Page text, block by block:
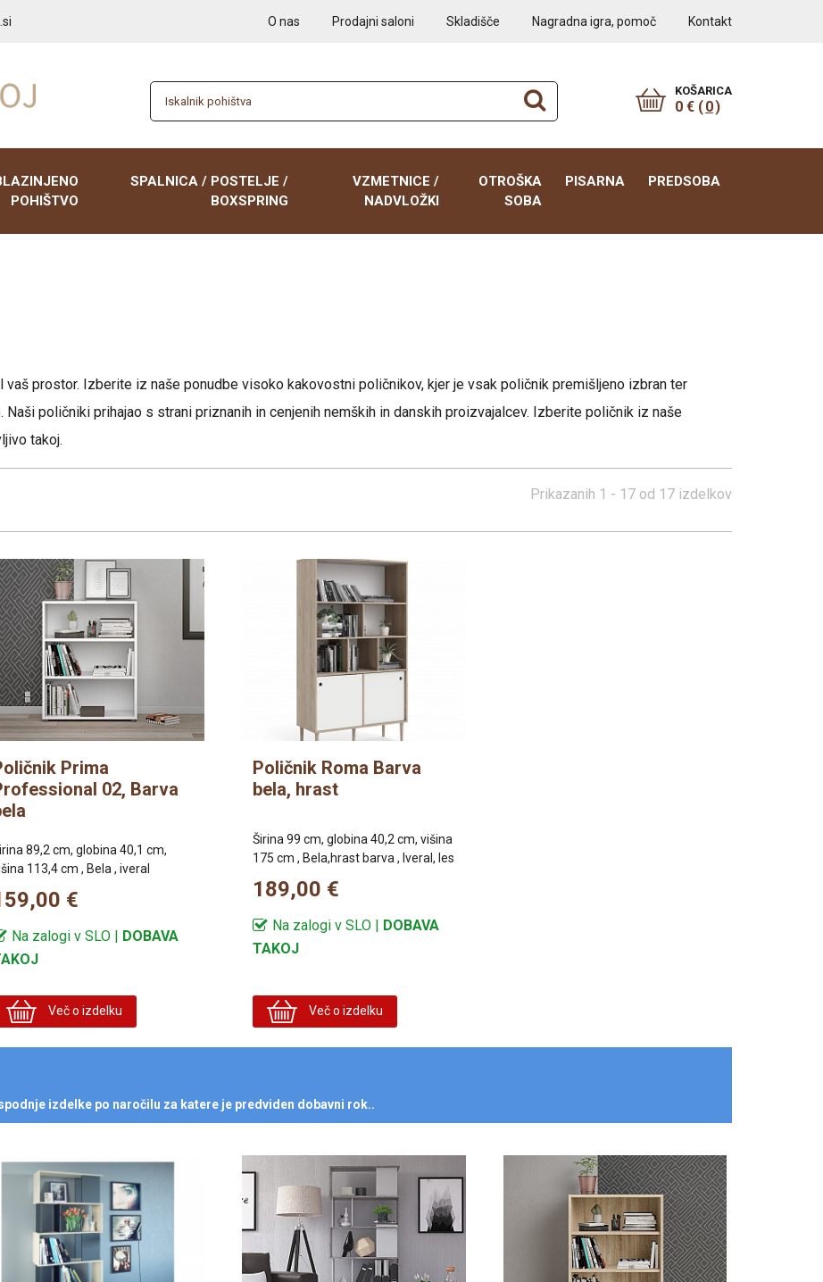
O nas Prodajni saloni Skladišče Nagradna igra, pomoč Kontakt
KOŠARICA
0 € (0)
POHIŠTVO
SPALNICA / POSTELJE /
BOXSPRING
Postelje 160x200
Postelje 180x200
Predalniki
Klubske mize
Počivalniki, enosedi
VZMETNICE /
NADVLOŽKI
VZMETNICE 160x200
VZMETNICE 180x200
OTROŠKA
SOBA
Predalniki
Vitrine
Klubske mize
PISARNA
Predalniki
Vitrine
Počivalniki, enosedi
PREDSOBA
Poličniki
Tabureji
prostor. Izberite iz naše ponudbe visoko kakovostni poličnikov, kjer je vsak poličnik premišljeno izbran ter
poličniki prihajao s strani priznanih in cenjenih nemških in danskih proizvajalcev. Izberite poličnik iz naše
takoj.
Prikazanih 1 - 17 od 17 izdelkov
Prima
02, Barva
89,2 cm, globina 40,1 cm,
113,4 cm , Bela , iveral
€
Na zalogi v SLO | DOBAVA
Več o izdelku
Poličnik Roma Barva
bela, hrast
Širina 99 cm, globina 40,2 cm, višina
175 cm , Bela,hrast barva , Iveral, les
189,00 €
Na zalogi v SLO | DOBAVA
TAKOJ
Več o izdelku
izdelke po naročilu za katere je predviden dobavni rok..